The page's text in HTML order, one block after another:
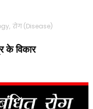
, रोग (Disease)
के विकार